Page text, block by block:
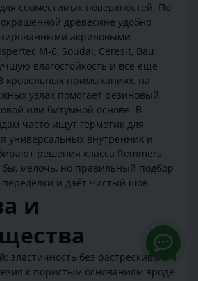
совместимых поверхностей. По
древесине удобно
акриловыми
M-6, Soudal, Ceresit, Bau
влагостойкость и всё ещё
кровельных примыканиях, на
узлах помогает резиновый
или битумной основе. В
часто ищут герметик для
универсальных внутренних и
решения класса Remmers
бы, мелочь, но правильный подбор
переделки и даёт чистый шов.
и
эластичность без растрескивания
к пористым основаниям вроде